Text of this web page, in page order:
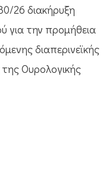
26 διακήρυξη
για την προμήθεια
διαπερινεϊκής
Ουρολογικής